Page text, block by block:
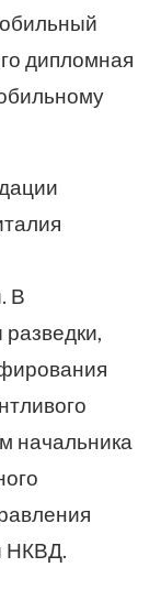
дипломная
В
начальника
НКВД.